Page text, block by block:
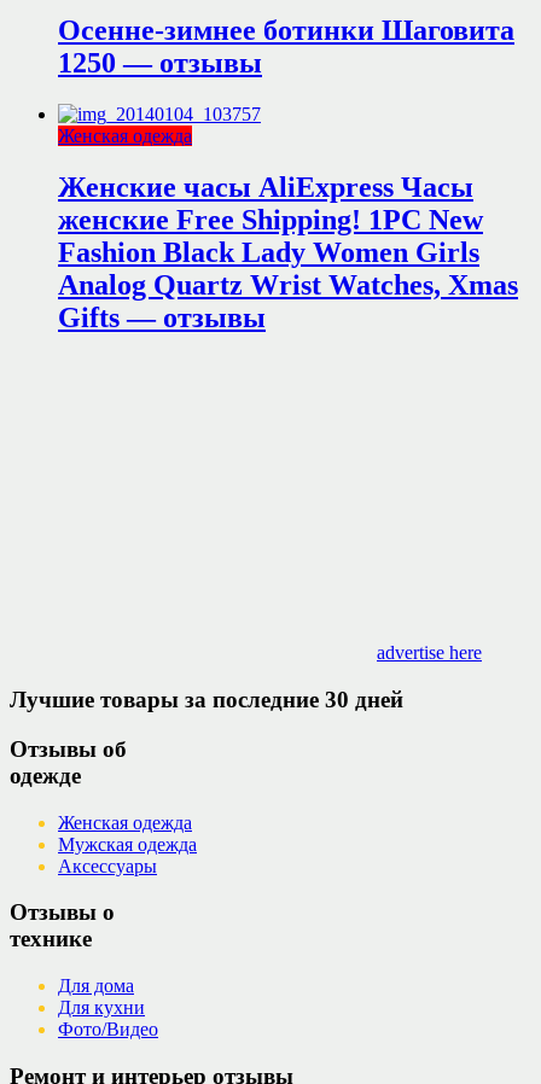
Осенне-зимнее ботинки Шаговита
1250 — отзывы
Женская одежда
Женские часы AliExpress Часы
женские Free Shipping! 1PC New
Fashion Black Lady Women Girls
Analog Quartz Wrist Watches, Xmas
Gifts — отзывы
advertise here
Лучшие товары за последние 30 дней
Отзывы об
одежде
Женская одежда
Мужская одежда
Аксессуары
Отзывы о
технике
Для дома
Для кухни
Фото/Видео
Ремонт и интерьер отзывы